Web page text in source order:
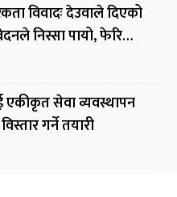
विवादः देउवाले दिएको
निस्सा पायो, फेरि
एकीकृत सेवा व्यवस्थापन
गर्ने तयारी